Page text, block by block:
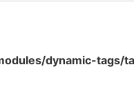
dynamic-tags/